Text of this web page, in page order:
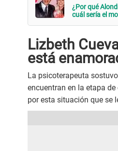
¿Por qué
cuál sería el
Lizbeth
está
La psicoterapeuta
encuentran en la etapa
por esta situación que se